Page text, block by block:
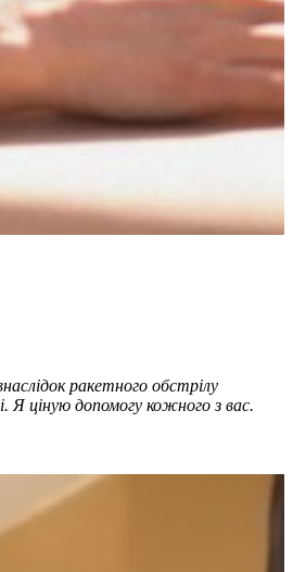
ракетного обстрілу
Я ціную допомогу кожного з вас.